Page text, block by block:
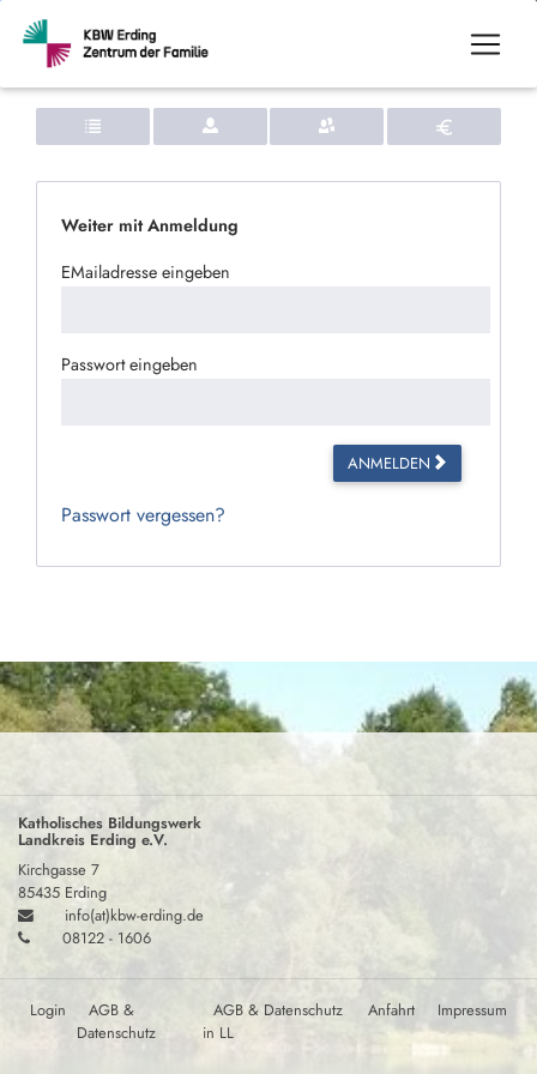
Weiter mit Anmeldung
EMailadresse eingeben
Passwort eingeben
ANMELDEN
Passwort vergessen?
Katholisches Bildungswerk
Landkreis Erding e.V.
Kirchgasse 7
85435 Erding
info(at)kbw-erding.de
08122 - 1606
Login
AGB &
Datenschutz
AGB & Datenschutz
in LL
Anfahrt Impressum